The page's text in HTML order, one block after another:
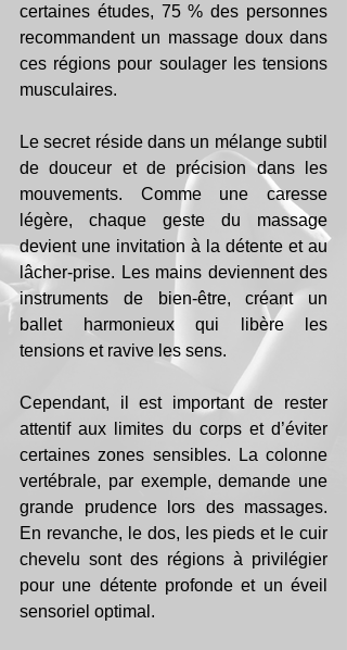
certaines études, 75 % des personnes
recommandent un massage doux dans
ces régions pour soulager les tensions
musculaires.
Le secret réside dans un mélange subtil
de douceur et de précision dans les
mouvements. Comme une caresse
légère, chaque geste du massage
devient une invitation à la détente et au
lâcher-prise. Les mains deviennent des
instruments de bien-être, créant un
ballet harmonieux qui libère les
tensions et ravive les sens.
Cependant, il est important de rester
attentif aux limites du corps et d’éviter
certaines zones sensibles. La colonne
vertébrale, par exemple, demande une
grande prudence lors des massages.
En revanche, le dos, les pieds et le cuir
chevelu sont des régions à privilégier
pour une détente profonde et un éveil
sensoriel optimal.